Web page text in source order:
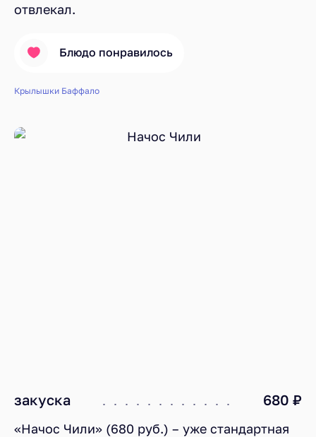
отвлекал.
Блюдо понравилось
Крылышки Баффало
закуска 680 ₽
«Начос Чили» (680 руб.) – уже стандартная